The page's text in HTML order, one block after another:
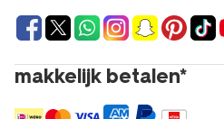
makkelijk betalen*